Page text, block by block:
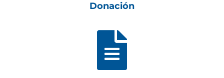
Donación
